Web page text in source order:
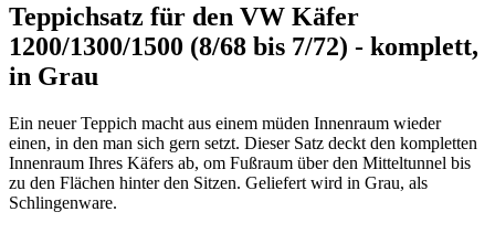
Teppichsatz für den VW Käfer
1200/1300/1500 (8/68 bis 7/72) - komplett,
in Grau
Ein neuer Teppich macht aus einem müden Innenraum wieder
einen, in den man sich gern setzt. Dieser Satz deckt den kompletten
Innenraum Ihres Käfers ab, om Fußraum über den Mitteltunnel bis
zu den Flächen hinter den Sitzen. Geliefert wird in Grau, als
Schlingenware.